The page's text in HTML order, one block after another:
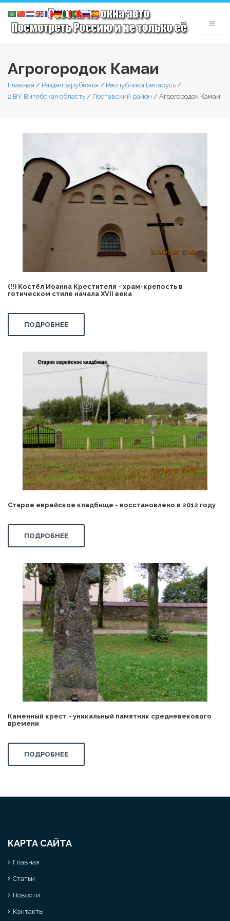
Агрогородок Камаи
Главная / Раздел зарубежья / Республика Беларусь /
2 BY Витебская область / Поставский район / Агрогородок Камаи
(!!) Костёл Иоанна Крестителя - храм-крепость в
готическом стиле начала XVII века
ПОДРОБНЕЕ
Старое еврейское кладбище - восстановлено в 2012 году
ПОДРОБНЕЕ
Каменный крест - уникальный памятник средневекового
времени
ПОДРОБНЕЕ
КАРТА САЙТА
Главная
Статьи
Новости
Контакты